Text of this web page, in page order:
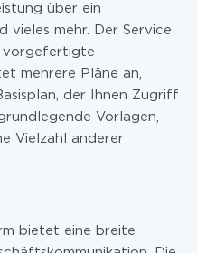
über ein
vieles mehr. Der Service
vorgefertigte
mehrere Pläne an,
der Ihnen Zugriff
Vorlagen,
Vielzahl anderer
bietet eine breite